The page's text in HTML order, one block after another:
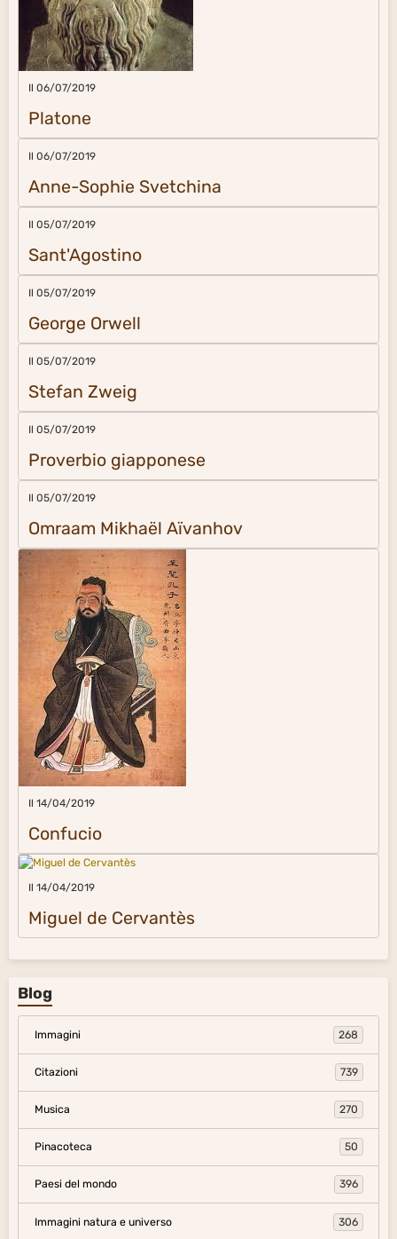
Il 06/07/2019
Platone
Il 06/07/2019
Anne-Sophie Svetchina
Il 05/07/2019
Sant'Agostino
Il 05/07/2019
George Orwell
Il 05/07/2019
Stefan Zweig
Il 05/07/2019
Proverbio giapponese
Il 05/07/2019
Omraam Mikhaël Aïvanhov
Il 14/04/2019
Confucio
Il 14/04/2019
Miguel de Cervantès
Blog
Immagini 268
Citazioni 739
Musica 270
Pinacoteca 50
Paesi del mondo 396
Immagini natura e universo 306